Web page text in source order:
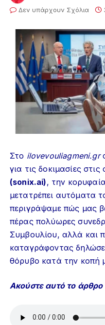
Δεν υπάρχουν Σχόλια
Στο ilovevouliagmeni.gr
για τις δοκιμασίες
(sonix.ai), την
μετατρέπει αυτόματα
περιγράψαμε πώς μας
πέρας πολύωρες
Συμβουλίου, αλλά και
καταγράφοντας
θόρυβο κατά την κοπή
Ακούστε αυτό το άρθρο